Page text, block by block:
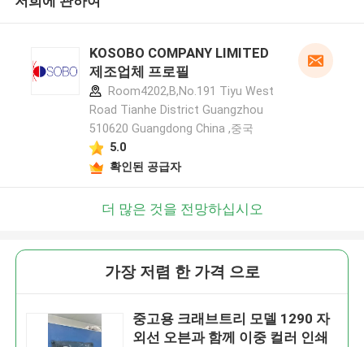
KOSOBO COMPANY LIMITED
제조업체 프로필
Room4202,B,No.191 Tiyu West
Road Tianhe District Guangzhou
510620 Guangdong China ,중국
5.0
확인된 공급자
더 많은 것을 전망하십시오
가장 저렴 한 가격 으로
중고용 크래브트리 모델 1290 자
외선 오븐과 함께 이중 컬러 인쇄